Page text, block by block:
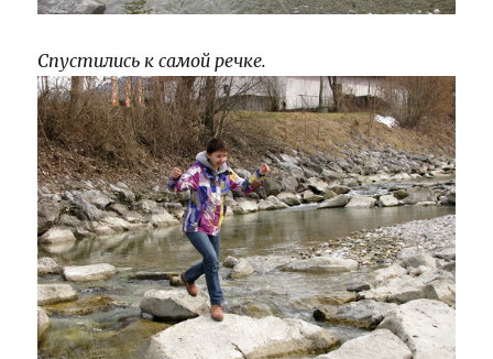
Спустились к самой речке.